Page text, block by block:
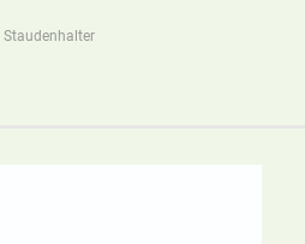
Staudenhalter